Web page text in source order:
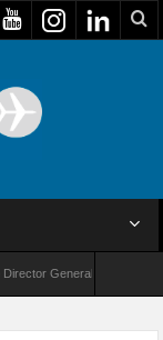
General para América